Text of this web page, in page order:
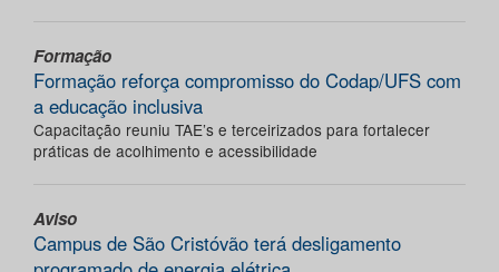
Formação
Formação reforça compromisso do Codap/UFS com
a educação inclusiva
Capacitação reuniu TAE’s e terceirizados para fortalecer
práticas de acolhimento e acessibilidade
Aviso
Campus de São Cristóvão terá desligamento